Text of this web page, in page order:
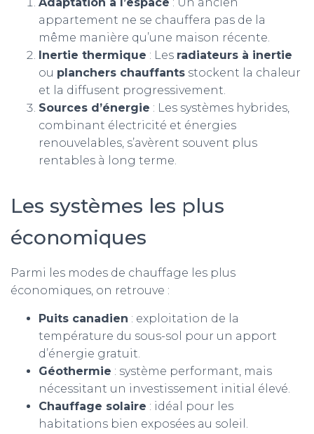
appartement ne se chauffera pas de la
même manière qu’une maison récente.
Inertie thermique : Les radiateurs à inertie
ou planchers chauffants stockent la chaleur
et la diffusent progressivement.
Sources d’énergie : Les systèmes hybrides,
combinant électricité et énergies
renouvelables, s’avèrent souvent plus
rentables à long terme.
Les systèmes les plus
économiques
Parmi les modes de chauffage les plus
économiques, on retrouve :
Puits canadien : exploitation de la
température du sous-sol pour un apport
d’énergie gratuit.
Géothermie : système performant, mais
nécessitant un investissement initial élevé.
Chauffage solaire : idéal pour les
habitations bien exposées au soleil.